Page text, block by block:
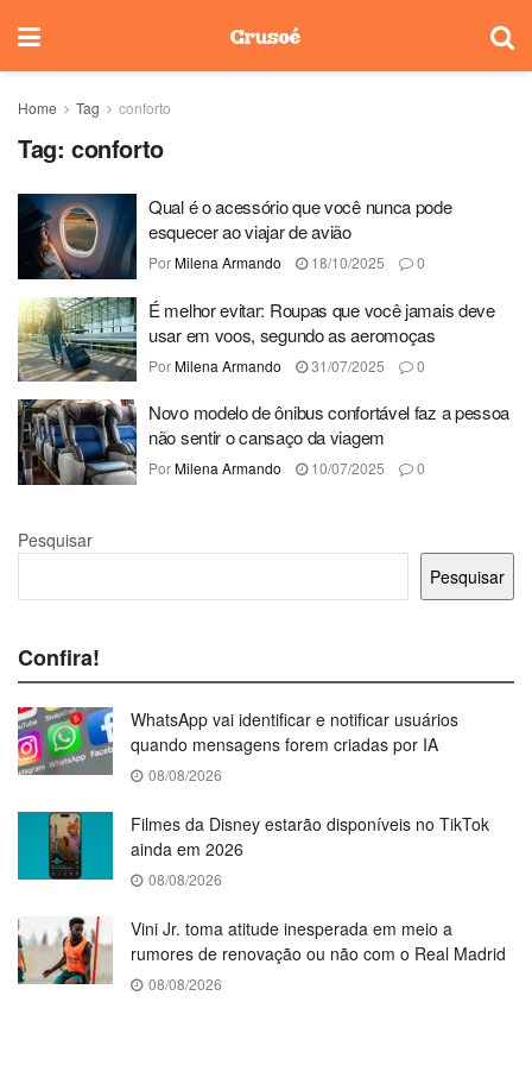
Home Tag conforto
Tag: conforto
Qual é o acessório que você nunca pode
esquecer ao viajar de avião
PorMilena Armando 18/10/2025 0
É melhor evitar: Roupas que você jamais deve
usar em voos, segundo as aeromoças
PorMilena Armando 31/07/2025 0
Novo modelo de ônibus confortável faz a pessoa
não sentir o cansaço da viagem
PorMilena Armando 10/07/2025 0
Pesquisar
Pesquisar
Confira!
WhatsApp vai identificar e notificar usuários
quando mensagens forem criadas por IA
08/08/2026
Filmes da Disney estarão disponíveis no TikTok
ainda em 2026
08/08/2026
Vini Jr. toma atitude inesperada em meio a
rumores de renovação ou não com o Real Madrid
08/08/2026